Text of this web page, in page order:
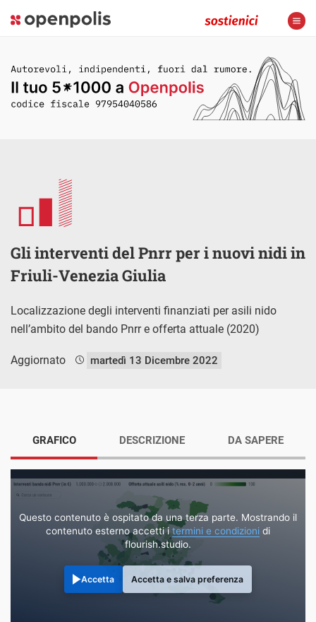
Gli interventi del Pnrr per i nuovi nidi in
Friuli-Venezia Giulia
Localizzazione degli interventi finanziati per asili nido
nell’ambito del bando Pnrr e offerta attuale (2020)
Aggiornato martedì 13 Dicembre 2022
GRAFICO
Questo contenuto è ospitato da una terza parte. Mostrando il
contenuto esterno accetti itermini e condizioni di
flourish.studio.
Accetta Accetta e salva preferenza
DESCRIZIONE DA SAPERE